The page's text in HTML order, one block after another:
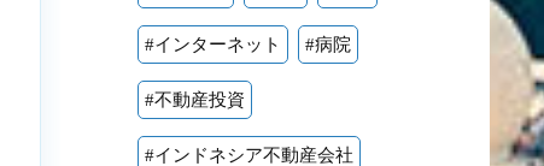
#インターネット #病院
#不動産投資
#インドネシア不動産会社